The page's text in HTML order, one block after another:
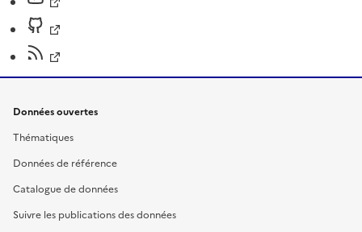
Données ouvertes
Thématiques
Données de référence
Catalogue de données
Suivre les publications des données